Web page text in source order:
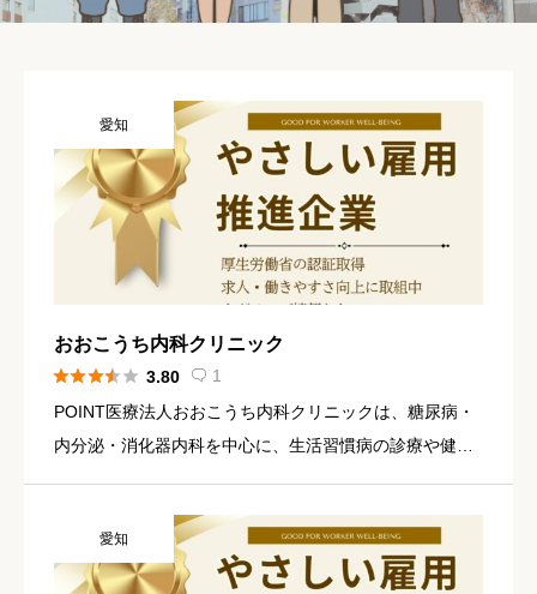
愛知
おおこうち内科クリニック
 3.80  1
POINT医療法人おおこうち内科クリニックは、糖尿病・
内分泌・消化器内科を中心に、生活習慣病の診療や健康
医師・管理栄養士など多職種が連携し、食事や生活習慣
の改善まで含めた […]
愛知